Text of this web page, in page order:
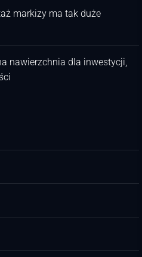
markizy ma tak duże
nawierzchnia dla inwestycji,